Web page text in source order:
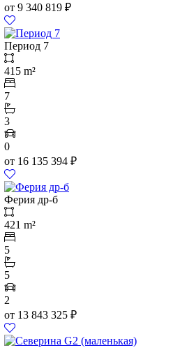
от 9 340 819 ₽
Период 7
415 m²
7
3
0
от 16 135 394 ₽
Ферия др-б
421 m²
5
5
2
от 13 843 325 ₽